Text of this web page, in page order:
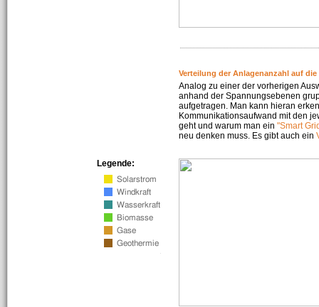
Verteilung der Anlagenanzahl auf die
Analog zu einer der vorherigen
anhand der Spannungsebenen
aufgetragen. Man kann hieran
Kommunikationsaufwand mit den
geht und warum man ein "Smart
neu denken muss. Es gibt auch ein
Legende: